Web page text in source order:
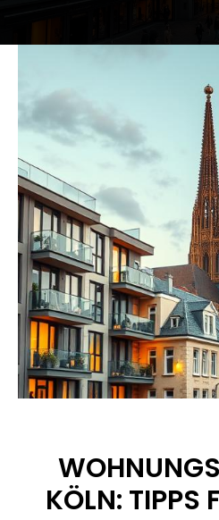
KÖLN: TIPPS